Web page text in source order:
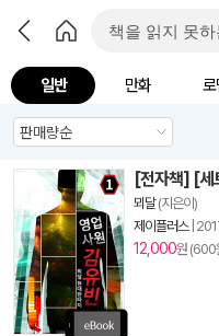
일반 만화 로
[전자책] [세
뫼달(지은이)
제이플러스|
12,000원 (600